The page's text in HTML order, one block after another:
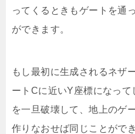
ってくるときもゲートを通
ができます。
もし最初に生成されるネザ
ートCに近いY座標になっ
を一旦破壊して、地上のゲ
作りなおせば同じことがで